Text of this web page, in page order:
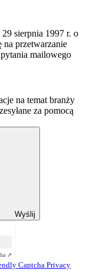
sierpnia 1997 r. o
na przetwarzanie
mailowego
na temat branży
za pomocą
Wyślij
⇗
Captcha Privacy